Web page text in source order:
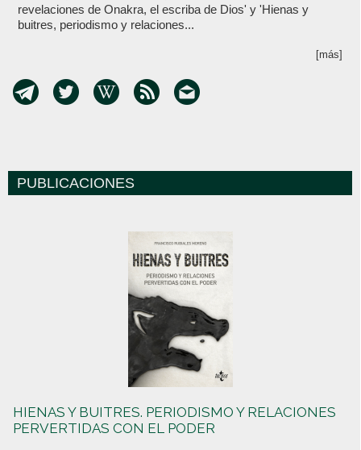
revelaciones de Onakra, el escriba de Dios' y 'Hienas y
buitres, periodismo y relaciones...
[más]
PUBLICACIONES
HIENAS Y BUITRES. PERIODISMO Y RELACIONES
PERVERTIDAS CON EL PODER